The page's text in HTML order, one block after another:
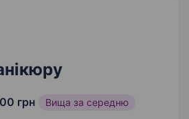
грн Вища за середню